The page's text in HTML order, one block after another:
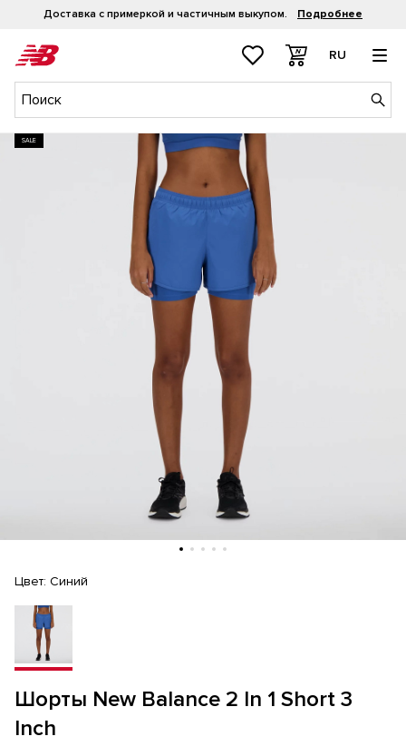
Доставка с примеркой и частичным выкупом. Подробнее
RU
SALE
Шорты New Balance 2 In 1 Short 3
Inch
Цвет: Синий